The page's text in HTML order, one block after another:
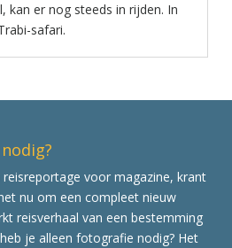
kan er nog steeds in rijden. In
safari.
voor magazine, krant
nu om een compleet nieuw
reisverhaal van een bestemming
je alleen fotografie nodig? Het